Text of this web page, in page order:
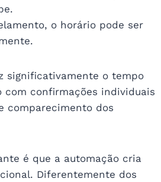
o horário pode ser
significativamente o tempo
com confirmações individuais
comparecimento dos
é que a automação cria
Diferentemente dos